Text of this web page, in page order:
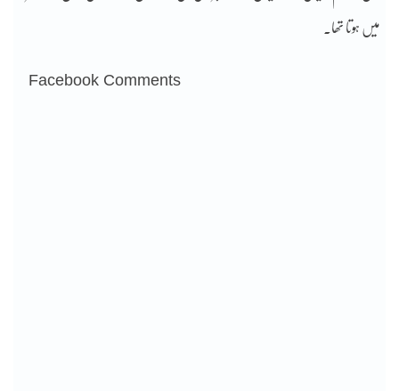
میں ہوتا تھا۔
Facebook Comments